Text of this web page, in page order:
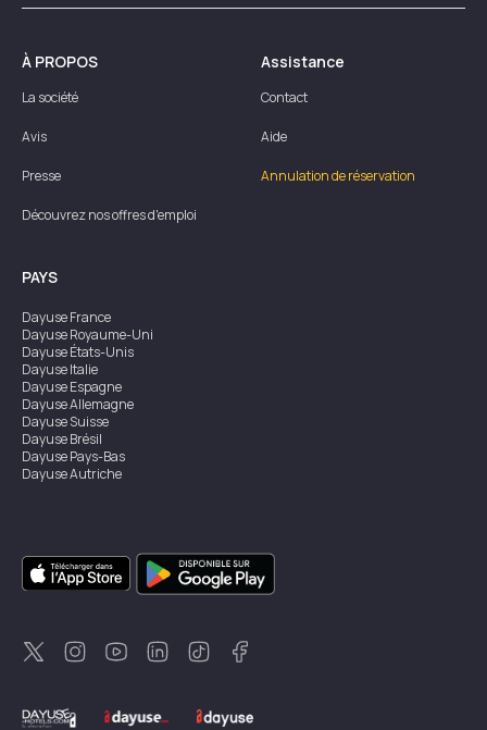
À PROPOS
La société
Avis
Presse
Découvrez nos offres d'emploi
Assistance
Contact
Aide
Annulation de réservation
PAYS
DayuseFrance
DayuseRoyaume-Uni
DayuseÉtats-Unis
DayuseItalie
DayuseEspagne
DayuseAllemagne
DayuseSuisse
DayuseBrésil
DayusePays-Bas
DayuseAutriche
DayuseSingapour
DayuseSuède
DayuseThaïlande
DayuseNouvelle-Zélande
DayuseTurquie